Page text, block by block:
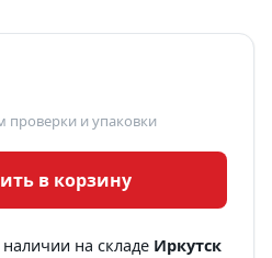
проверки и упаковки
в корзину
наличии на складе Иркутск